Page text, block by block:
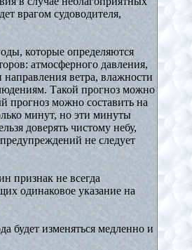
врагом судоводителя,
которые определяются
атмосферного давления,
ветра, влажности
Такой прогноз можно
прогноз можно составить на
минут, но эти минуты
доверять чистому небу,
не следует
признак не всегда
одинаковое указание на
будет изменяться медленно и